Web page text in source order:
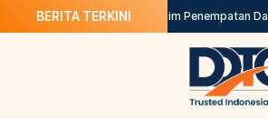
BERITA TERKINI
dan Monitoring Purbaya Klaim Penempatan